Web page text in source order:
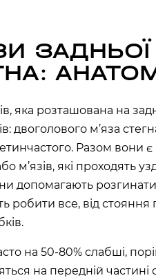
МЕТРО
Україна
ЗАДНЬОЇ
яка розташована на
двоголового м’яза
Разом вони
м’язів, які проходять
допомагають розгинати
робити все, від стояння
на 50-80% слабші,
на передній